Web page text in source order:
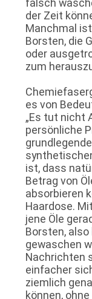
der Zeit
Manchmal
Borsten, die
oder
zum
es von
„Es tut nicht
persönliche
ist, dass
Betrag von
absorbieren
Haardose.
jene Öle
Borsten,
gewaschen
Nachrichten
einfacher
ziemlich
können,